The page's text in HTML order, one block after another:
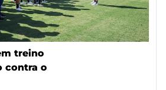
treino
contra o